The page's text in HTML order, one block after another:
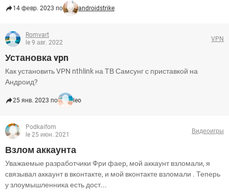
14 февр. 2023 по androidstrike
Romvart
le 9 авг. 2022
VPN
Установка vpn
Как установить VPN nthlink на ТВ Самсунг с приставкой на
Андроид?
25 янв. 2023 по leo
Podkaifom
le 25 июн. 2021
Видеоигры
Взлом аккаунта
Уважаемые разработчики Фри фаер, мой аккаунт взломали, я
связывал аккаунт в вконтакте, и мой вконтакте взломали . Теперь
у злоумышленника есть дост...